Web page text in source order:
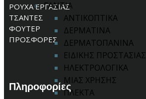
ΓΑΝΤΙΑ
ΑΝΤΙΚΟΠΤΙΚΑ
ΔΕΡΜΑΤΙΝΑ
ΔΕΡΜΑΤΟΠΑΝΙΝΑ
ΕΙΔΙΚΗΣ ΠΡΟΣΤΑΣΙΑΣ
ΗΛΕΚΤΡΟΛΟΓΙΚΑ
ΜΙΑΣ ΧΡΗΣΗΣ
ΠΛΕΚΤΑ
ΡΟΥΧΑ ΕΡΓΑΣΙΑΣ
ΤΣΑΝΤΕΣ
ΦΟΥΤΕΡ
ΠΡΟΣΦΟΡΕΣ
Πληροφορίες